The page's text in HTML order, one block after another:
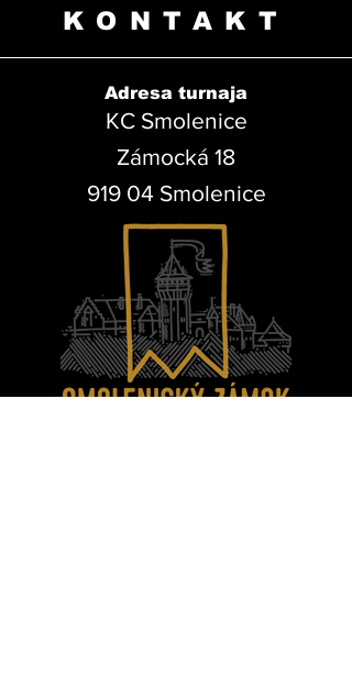
KONTAKT
Adresa turnaja
KC Smolenice
Zámocká 18
919 04 Smolenice